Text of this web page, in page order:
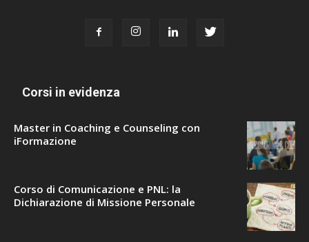
Corsi in evidenza
Master in Coaching e Counseling con
iFormazione
Corso di Comunicazione e PNL: la
Dichiarazione di Missione Personale